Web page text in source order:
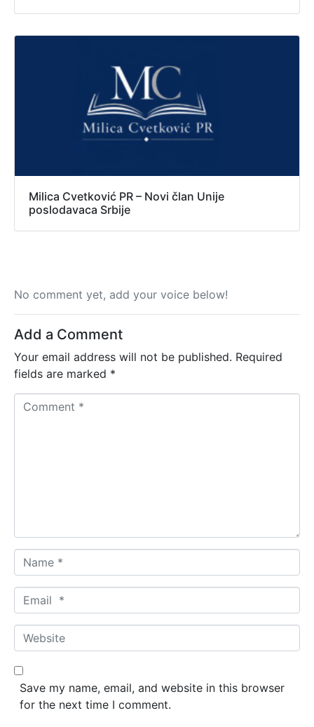
Milica Cvetković PR – Novi član Unije
poslodavaca Srbije
No comment yet, add your voice below!
Add a Comment
Your email address will not be published. Required
fields are marked *
a
m
*
m
a
*
W
e
b
Save my name, email, and website in this browser
for the next time I comment.